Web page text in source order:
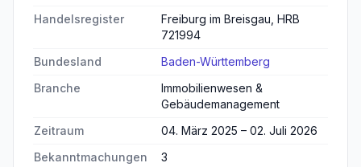
Handelsregister
Freiburg im Breisgau, HRB
721994
Bundesland
Baden-Württemberg
Branche
Immobilienwesen &
Gebäudemanagement
Zeitraum
04. März 2025 – 02. Juli 2026
Bekanntmachungen
3